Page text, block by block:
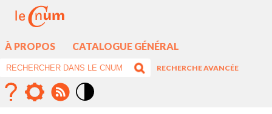
À PROPOS CATALOGUE GÉNÉRAL
RECHERCHE AVANCÉE